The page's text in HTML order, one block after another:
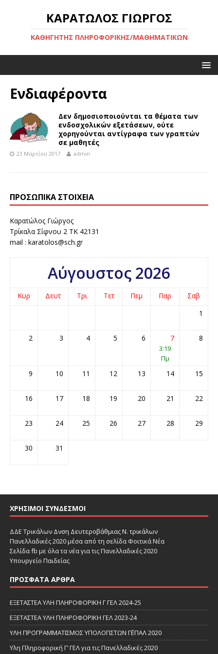
ΚΑΡΑΤΏΛΟΣ ΓΙΏΡΓΟΣ
ΚΑΘΗΓΗΤΉΣ ΠΛΗΡΟΦΟΡΙΚΉΣ/ΜΑΘΗΜΑΤΙΚΏΝ
Ενδιαφέροντα
Δεν δημοσιοποιούνται τα θέματα των
ενδοσχολικών εξετάσεων, ούτε
χορηγούνται αντίγραφα των γραπτών
σε μαθητές
23 Μαρτίου 2017 admin
ΠΡΟΣΩΠΙΚΆ ΣΤΟΙΧΕΊΑ
Καρατώλος Γιώργος
Τρίκαλα Σίφνου 2 ΤΚ 42131
mail : karatolos@sch.gr
Αύγουστος 2026
Κυρ Δευτ Τρι Τετ Πεμ Παρ
Σαβ
1
2 3 4 5 6 7
3:19
Πμ
8
9 10 11 12 13 14 15
16 17 18 19 20 21 22
23 24 25 26 27 28 29
30 31
ΧΡΉΣΙΜΟΙ ΣΎΝΔΕΣΜΟΙ
ΔΔΕ Τρικάλων Δνση Δευτεροβάθμιας Ν. τρικάλων
Πανελλαδικές 2020 μέσα από τη σελίδα Φοιτικά Νέα
Σελίδα fb με όλα τα νέα για τις Πανελλαδικές 2020
Υπουργείο Παιδείας
ΠΡΌΣΦΑΤΑ ΆΡΘΡΑ
ΕΞΕΤΑΣΤΕΑ ΥΛΗ ΠΛΗΡΟΦΟΡΙΚΗ Γ ΓΕΛ 2024-25
ΕΞΕΤΑΣΤΕΑ ΥΛΗ ΠΛΗΡΟΦΟΡΙΚΗ ΓΕΛ 2023-24
ΥΛΗ ΠΡΟΓΡΑΜΜΑΤΙΣΜΟΣ ΥΠΟΛΟΓΙΣΤΩΝ Γ΄ΕΠΑΛ 2020
Υλη Πληροφορική Γ’ ΓΕΛ για τις Πανελλαδικές 2020